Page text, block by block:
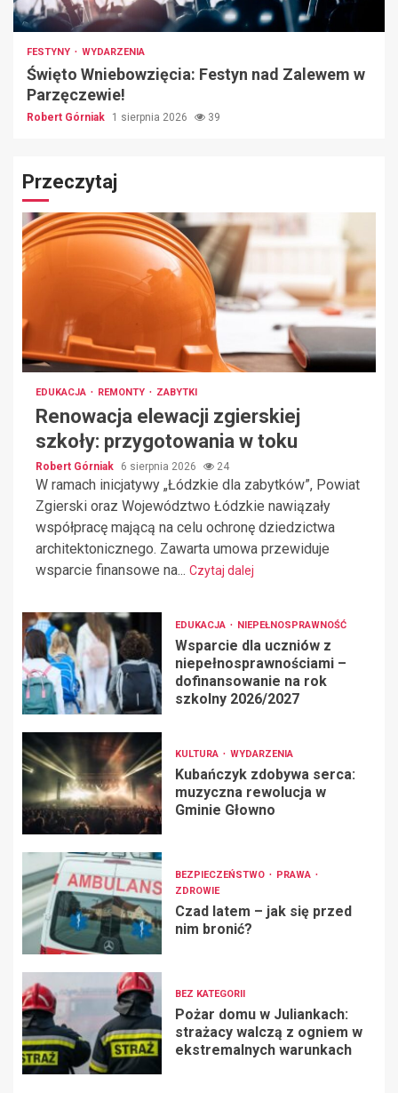
FESTYNY WYDARZENIA
Święto Wniebowzięcia: Festyn nad Zalewem w
Parzęczewie!
Robert Górniak 1 sierpnia 2026 39
Przeczytaj
EDUKACJA REMONTY ZABYTKI
Renowacja elewacji zgierskiej
szkoły: przygotowania w toku
Robert Górniak 6 sierpnia 2026 24
W ramach inicjatywy „Łódzkie dla zabytków”, Powiat
Zgierski oraz Województwo Łódzkie nawiązały
współpracę mającą na celu ochronę dziedzictwa
architektonicznego. Zawarta umowa przewiduje
wsparcie finansowe na... Czytaj dalej
EDUKACJA NIEPEŁNOSPRAWNOŚĆ
Wsparcie dla uczniów z
niepełnosprawnościami –
dofinansowanie na rok
szkolny 2026/2027
KULTURA WYDARZENIA
Kubańczyk zdobywa serca:
muzyczna rewolucja w
Gminie Głowno
BEZPIECZEŃSTWO
PRAWA
ZDROWIE
Czad latem – jak się przed
nim bronić?
BEZ KATEGORII
Pożar domu w Juliankach:
strażacy walczą z ogniem w
ekstremalnych warunkach